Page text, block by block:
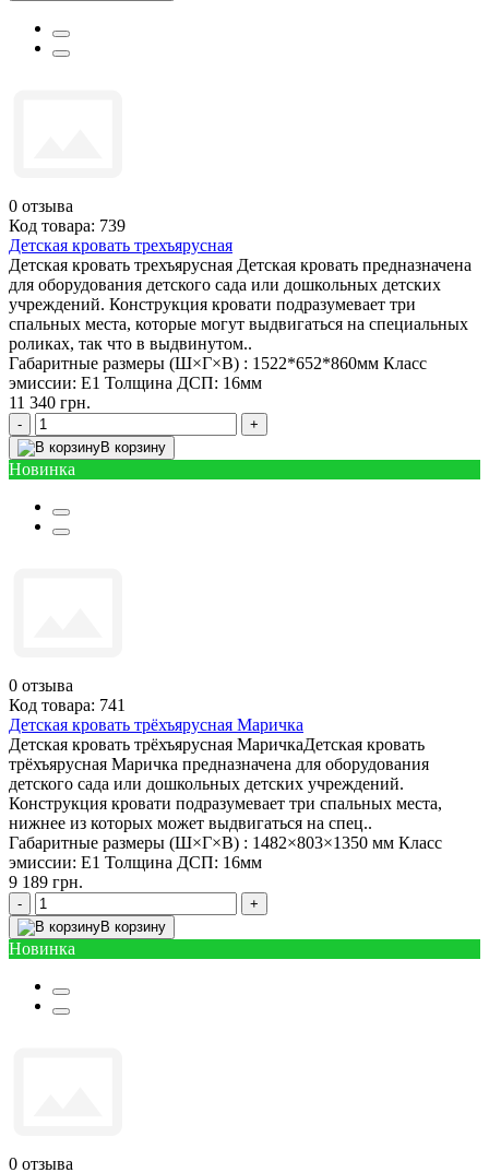
0 отзыва
Код товара: 739
Детская кровать трехъярусная
Детская кровать трехъярусная Детская кровать предназначена
для оборудования детского сада или дошкольных детских
учреждений. Конструкция кровати подразумевает три
спальных места, которые могут выдвигаться на специальных
роликах, так что в выдвинутом..
Габаритные размеры (Ш×Г×В) : 1522*652*860мм Класс
эмиссии: Е1 Толщина ДСП: 16мм
11 340 грн.
-
+
В корзину
Новинка
0 отзыва
Код товара: 741
Детская кровать трёхъярусная Маричка
Детская кровать трёхъярусная МаричкаДетская кровать
трёхъярусная Маричка предназначена для оборудования
детского сада или дошкольных детских учреждений.
Конструкция кровати подразумевает три спальных места,
нижнее из которых может выдвигаться на спец..
Габаритные размеры (Ш×Г×В) : 1482×803×1350 мм Класс
эмиссии: Е1 Толщина ДСП: 16мм
9 189 грн.
-
+
В корзину
Новинка
0 отзыва